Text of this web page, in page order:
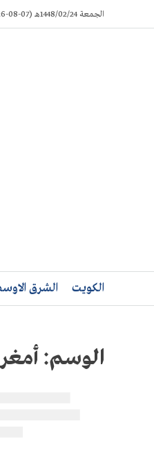
to
الجمعة 1448/02/24هـ (07-08-2026م) | الكويت
الكويت الشرق
الوسم: